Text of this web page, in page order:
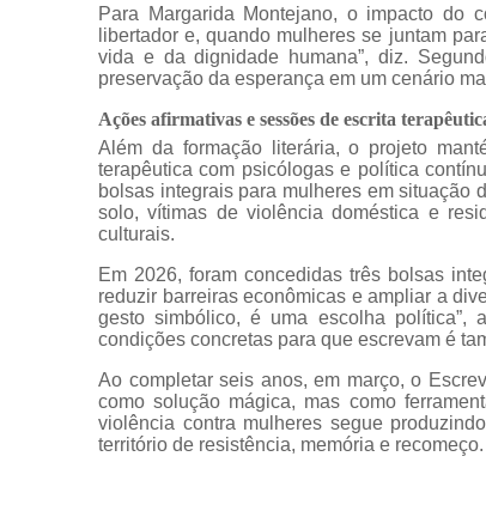
Para Margarida Montejano, o impacto do
libertador e, quando mulheres se juntam
vida e da dignidade humana”, diz.
preservação da esperança em um cenário
Ações afirmativas e sessões de escrita
Além da formação literária, o projeto
terapêutica com psicólogas e política
bolsas integrais para mulheres em situação
solo, vítimas de violência doméstica e
culturais.
Em 2026, foram concedidas três bolsas
reduzir barreiras econômicas e ampliar a
gesto simbólico, é uma escolha política”,
condições concretas para que escrevam é
Ao completar seis anos, em março, o
como solução mágica, mas como
violência contra mulheres segue
território de resistência, memória e recomeço.